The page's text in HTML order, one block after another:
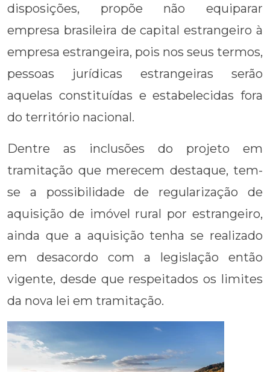
disposições, propõe não equiparar
empresa brasileira de capital estrangeiro à
empresa estrangeira, pois nos seus termos,
pessoas jurídicas estrangeiras serão
aquelas constituídas e estabelecidas fora
do território nacional.
Dentre as inclusões do projeto em
tramitação que merecem destaque, tem-
se a possibilidade de regularização de
aquisição de imóvel rural por estrangeiro,
ainda que a aquisição tenha se realizado
em desacordo com a legislação então
vigente, desde que respeitados os limites
da nova lei em tramitação.